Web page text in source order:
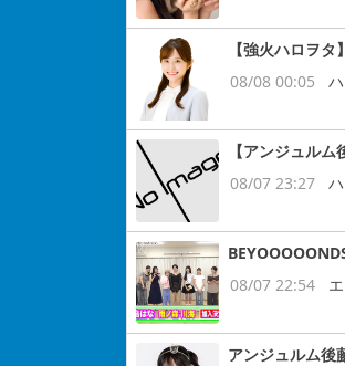
【強火ハロヲ
08/08 00:05
【アンジュル
08/07 23:27
08/07 22:54
アンジュルム後